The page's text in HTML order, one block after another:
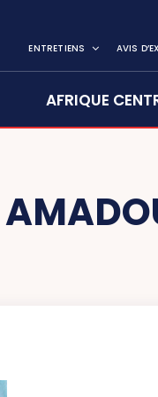
ENTRETIENS AVIS
AFRIQUE